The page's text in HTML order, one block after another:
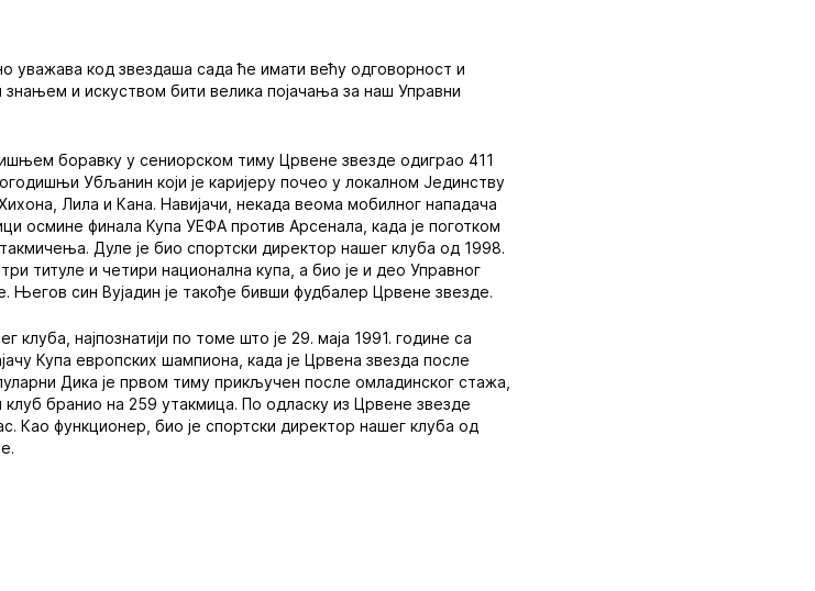
уважава код звездаша сада ће имати већу одговорност и
знањем и искуством бити велика појачања за наш Управни
боравку у сениорском тиму Црвене звезде одиграо 411
Убљанин који је каријеру почео у локалном Јединству
Лила и Кана. Навијачи, некада веома мобилног нападача
осмине финала Купа УЕФА против Арсенала, када је поготком
Дуле је био спортски директор нашег клуба од 1998.
титуле и четири национална купа, а био је и део Управног
Његов син Вујадин је такође бивши фудбалер Црвене звезде.
најпознатији по томе што је 29. маја 1991. године са
Купа европских шампиона, када је Црвена звезда после
Дика је првом тиму прикључен после омладинског стажа,
бранио на 259 утакмица. По одласку из Црвене звезде
Као функционер, био је спортски директор нашег клуба од